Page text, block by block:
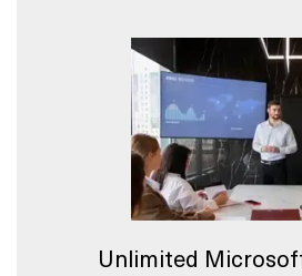
Unlimited